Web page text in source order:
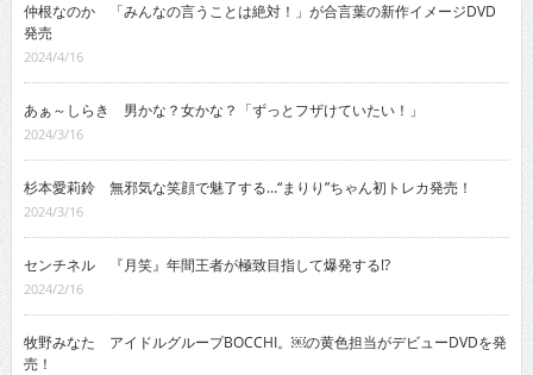
仲根なのか 「みんなの言うことは絶対！」が合言葉の新作イメージDVD
発売
2024/4/16
あぁ～しらき 男かな？女かな？「ずっとフザけていたい！」
2024/3/16
杉本愛莉鈴 無邪気な笑顔で魅了する…“まりり”ちゃん初トレカ発売！
2024/3/16
センチネル 『月笑』年間王者が極致目指して爆発する!?
2024/2/16
牧野みなた アイドルグループBOCCHI。￼の黄色担当がデビューDVDを発
売！